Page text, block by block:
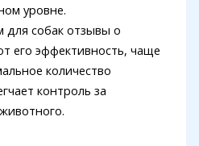
уровне.
для собак отзывы о
его эффективность, чаще
количество
контроль за